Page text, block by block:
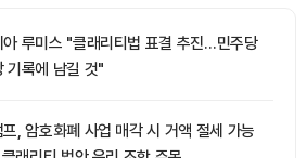
아 루미스 "클래리티법 표결 추진…민주당
기록에 남길 것"
프, 암호화폐 사업 매각 시 거액 절세 가능